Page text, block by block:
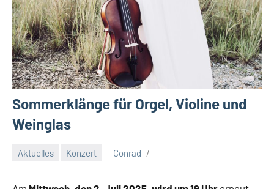
Sommerklänge für Orgel, Violine und
Weinglas
Aktuelles Konzert Conrad